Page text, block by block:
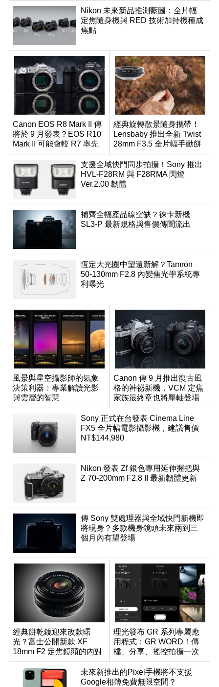
Nikon 未來新品推測藍圖：全片幅
定焦隨身機與 RED 技術加持機種成
焦點
Canon EOS R8 Mark II 傳
將於 9 月發表？EOS R10
Mark II 可能會較 R7 率先
推出
經典旋轉散景隨身攜帶！
Lensbaby 推出全新 Twist
28mm F3.5 全片幅手動餅
乾鏡
支援全域快門同步拍攝！Sony 推出
HVL-F28RM 與 F28RMA 閃燈
Ver.2.00 韌體
補齊全幅產品線空缺？徠卡新機
SL3-P 最新規格與售價傳聞流出
恆定大光圈中望遠新解？Tamron
50-130mm F2.8 內變焦光學系統專
利曝光
風景與星空攝影師的氣象
決策利器：專業解讀光影
與雲層的智慧
App「Atmos」登場
Canon 傳 9 月推出復古風
格的神祕新機，VCM 定焦
家族最終章也將壓軸登場
Sony 正式在台發表 Cinema Line
FX5 全片幅電影攝影機，建議售價
NT$144,980
Nikon 發表 Zf 銀色專用延伸握把與
Z 70-200mm F2.8 II 最新韌體更新
傳 Sony 雙處理器與全域快門新機即
將現身？多款機身鏡頭未來兩到三
個月內有望登場
經典餅乾鏡迎來改款曙
光？富士公開新款 XF
18mm F2 定焦鏡頭的內對
焦專利
理光發布 GR 系列專屬應
用程式：GR WORD！傳
檔、分享、搖控拍攝一次
搞定
未來新推出的Pixel手機將不支援
Google相簿免費無限空間？